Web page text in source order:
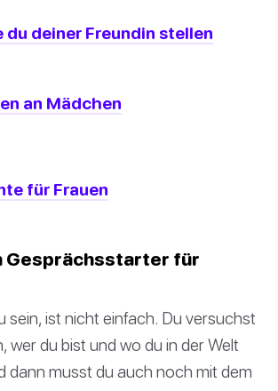
du deiner Freundin stellen
an Mädchen
für Frauen
Gesprächsstarter für
sein, ist nicht einfach. Du versuchst
wer du bist und wo du in der Welt
dann musst du auch noch mit dem